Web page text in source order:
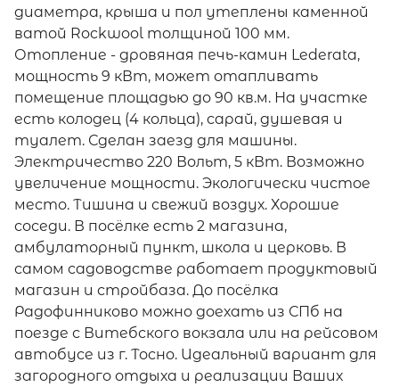
диаметра, крыша и пол утеплены каменной
ватой Rockwool толщиной 100 мм.
Отопление - дровяная печь-камин Lederata,
мощность 9 кВт, может отапливать
помещение площадью до 90 кв.м. На участке
есть колодец (4 кольца), сарай, душевая и
туалет. Сделан заезд для машины.
Электричество 220 Вольт, 5 кВт. Возможно
увеличение мощности. Экологически чистое
место. Тишина и свежий воздух. Хорошие
соседи. В посёлке есть 2 магазина,
амбулаторный пункт, школа и церковь. В
самом садоводстве работает продуктовый
магазин и стройбаза. До посёлка
Радофинниково можно доехать из СПб на
поезде с Витебского вокзала или на рейсовом
автобусе из г. Тосно. Идеальный вариант для
загородного отдыха и реализации Ваших